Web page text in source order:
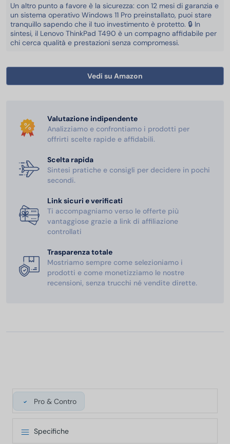
Un altro punto a favore è la sicurezza: con 12 mesi di garanzia e
un sistema operativo Windows 11 Pro preinstallato, puoi stare
tranquillo sapendo che il tuo investimento è protetto. 🔒 In
sintesi, il Lenovo ThinkPad T490 è un compagno affidabile per
chi cerca qualità e prestazioni senza compromessi.
Vedi su Amazon
Valutazione indipendente
Analizziamo e confrontiamo i prodotti per
offrirti scelte rapide e affidabili.
Scelta rapida
Sintesi pratiche e consigli per decidere in pochi
secondi.
Link sicuri e verificati
Ti accompagniamo verso le offerte più
vantaggiose grazie a link di affiliazione
controllati
Trasparenza totale
Mostriamo sempre come selezioniamo i
prodotti e come monetizziamo le nostre
recensioni, senza trucchi né vendite dirette.
Pro & Contro
Specifiche